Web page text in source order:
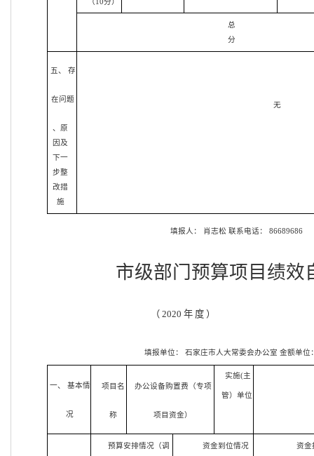
（10分）
总
分
五、 存
在问题
、原
因及
下一
步整
改措
施
无
填报人： 肖志松 联系电话： 86689686
市级部门预算项目绩效
（ 2020 年 度 ）
填报单位： 石家庄市人大常委会办公室 金额单位
一、 基本情
况
项目名
称
办公设备购置费（专项
项目资金）
实施(主
管）单位
预算安排情况（调
资金到位情况 资金